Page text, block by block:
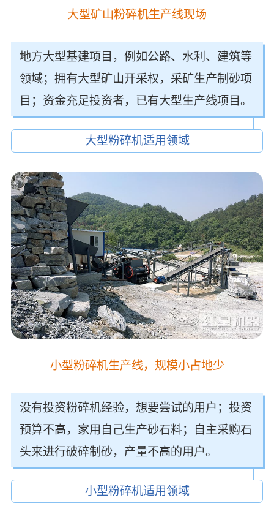
大型矿山粉碎机生产线现场
地方大型基建项目，例如公路、水利、建筑等
领域；拥有大型矿山开采权，采矿生产制砂项
目；资金充足投资者，已有大型生产线项目。
大型粉碎机适用领域
小型粉碎机生产线，规模小占地少
没有投资粉碎机经验，想要尝试的用户；投资
预算不高，家用自己生产砂石料；自主采购石
头来进行破碎制砂，产量不高的用户。
小型粉碎机适用领域